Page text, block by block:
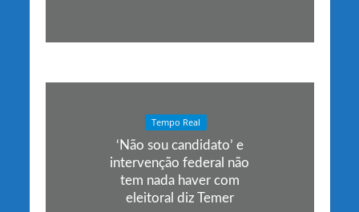
Tempo Real
‘Não sou candidato’ e
intervenção federal não
tem nada haver com
eleitoral diz Temer